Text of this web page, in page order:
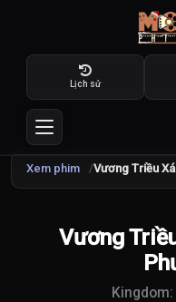
Lịch sử
Xem phim Vương Triều
Vương